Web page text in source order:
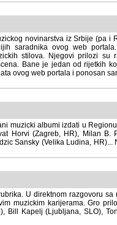
novinarstva iz Srbije (pa i
ovog web portala.
Njegovi prilozi su
jedan od rijetkih koji je na
i ponosan sam da je
muzicki albumi izdati u
(Zagreb, HR), Milan B.
(Velika Ludina, HR)...
U direktnom razgovoru
muzickim karijerama. Gro
Bill Kapelj (Ljubljana, SLO),